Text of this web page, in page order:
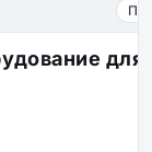
для